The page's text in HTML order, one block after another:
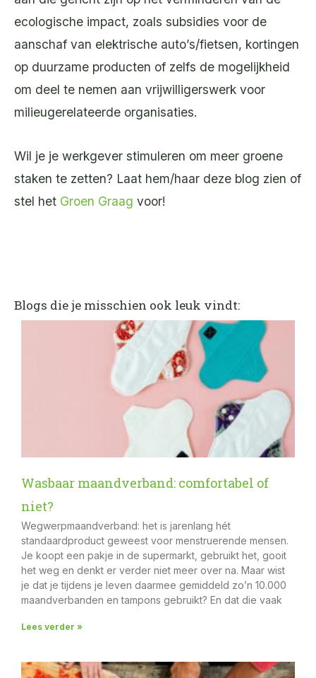
ecologische impact, zoals subsidies voor de
aanschaf van elektrische auto’s/fietsen, kortingen
op duurzame producten of zelfs de mogelijkheid
om deel te nemen aan vrijwilligerswerk voor
milieugerelateerde organisaties.
Wil je je werkgever stimuleren om meer groene
staken te zetten? Laat hem/haar deze blog zien of
stel het Groen Graag voor!
Blogs die je misschien ook leuk vindt:
Wasbaar maandverband: comfortabel of
niet?
Wegwerpmaandverband: het is jarenlang hét
standaardproduct geweest voor menstruerende mensen.
Je koopt een pakje in de supermarkt, gebruikt het, gooit
het weg en denkt er verder niet meer over na. Maar wist
je dat je tijdens je leven daarmee gemiddeld zo’n 10.000
maandverbanden en tampons gebruikt? En dat die vaak
Lees verder »